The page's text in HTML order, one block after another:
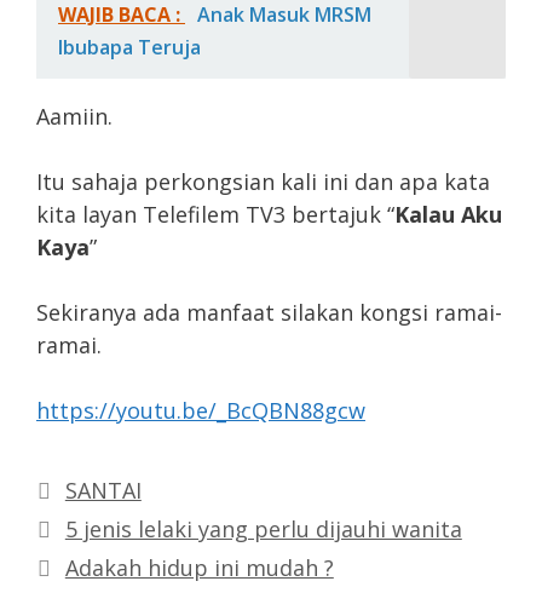
WAJIB BACA :
Anak Masuk MRSM
Ibubapa Teruja
Aamiin.
Itu sahaja perkongsian kali ini dan apa kata
kita layan Telefilem TV3 bertajuk “Kalau Aku
Kaya”
Sekiranya ada manfaat silakan kongsi ramai-
ramai.
https://youtu.be/_BcQBN88gcw
Categories
SANTAI
5 jenis lelaki yang perlu dijauhi wanita
Adakah hidup ini mudah ?